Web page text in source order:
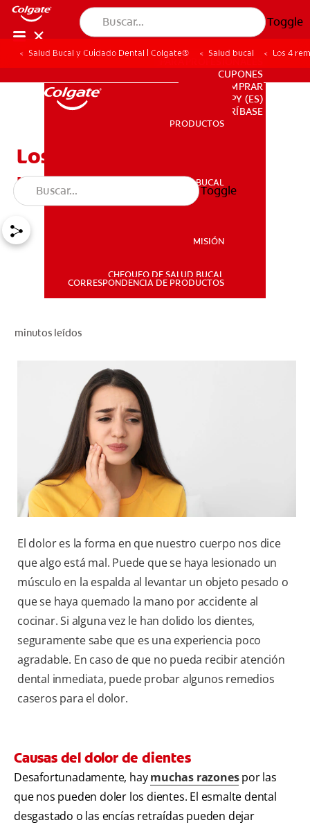
Toggle
PRODUCTOS
SALUD BUCAL
PARA PROFESIONALES
CUPONES
DONDE COMPRAR
PY (ES)
SUSCRÍBASE
PRODUCTOS
SALUD BUCAL
MISIÓN
CHEQUEO DE SALUD BUCAL
CORRESPONDENCIA DE PRODUCTOS
Toggle
Salud Bucal y Cuidado Dental | Colgate® Salud bucal Los 4
Los 4 remedios caseros
para el dolor de dientes
minutos leídos
El dolor es la forma en que nuestro cuerpo nos dice
que algo está mal. Puede que se haya lesionado un
músculo en la espalda al levantar un objeto pesado o
que se haya quemado la mano por accidente al
cocinar. Si alguna vez le han dolido los dientes,
seguramente sabe que es una experiencia poco
agradable. En caso de que no pueda recibir atención
dental inmediata, puede probar algunos remedios
caseros para el dolor.
Causas del dolor de dientes
Desafortunadamente, haymuchas razonespor las
que nos pueden doler los dientes. El esmalte dental
desgastado o las encías retraídas pueden dejar